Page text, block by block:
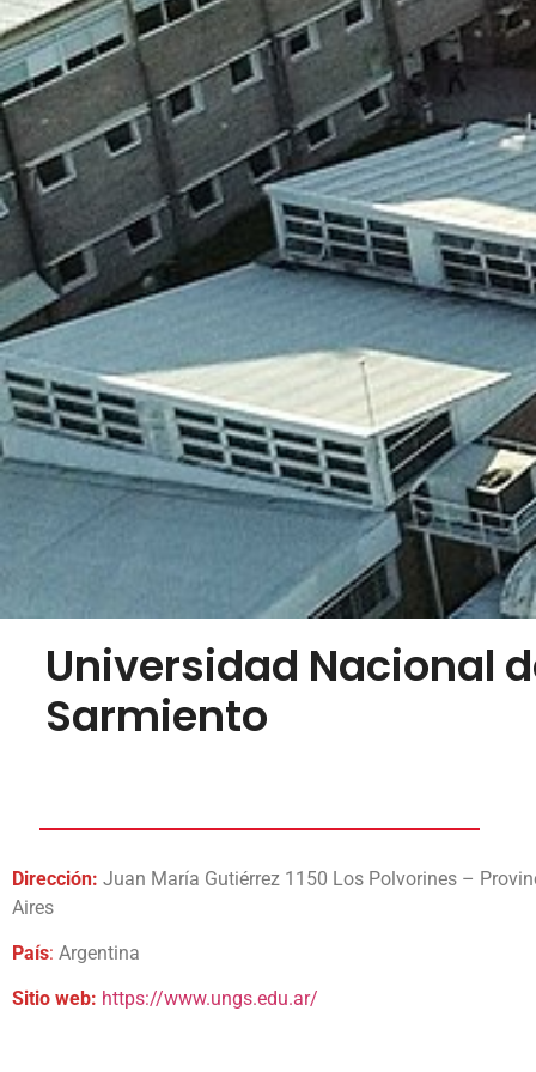
Universidad Nacional
Sarmiento
Dirección: Juan María Gutiérrez 1150 Los Polvorines –
Aires
País: Argentina
Sitio web: https://www.ungs.edu.ar/